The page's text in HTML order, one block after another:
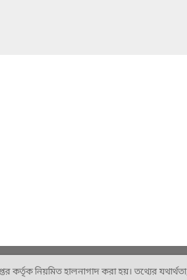
নিয়মিত হালনাগাদ করা হয়। তথ্যের যথার্থতা,